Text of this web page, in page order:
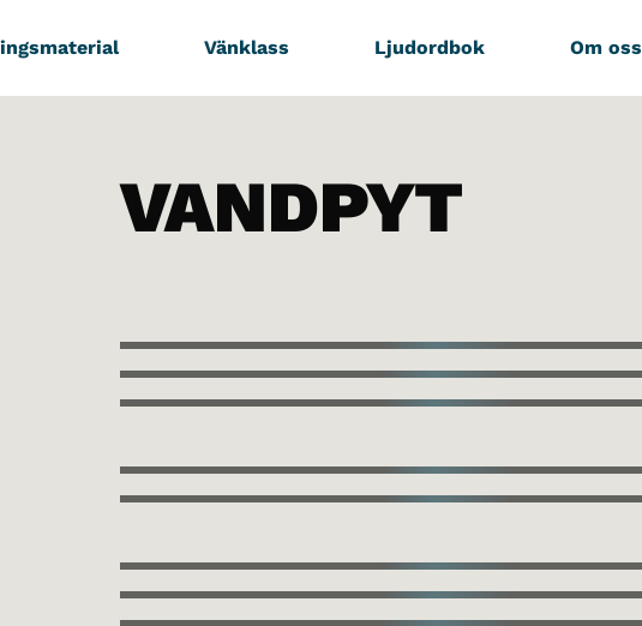
Vänklass Ljudordbok Om oss
VANDPYT